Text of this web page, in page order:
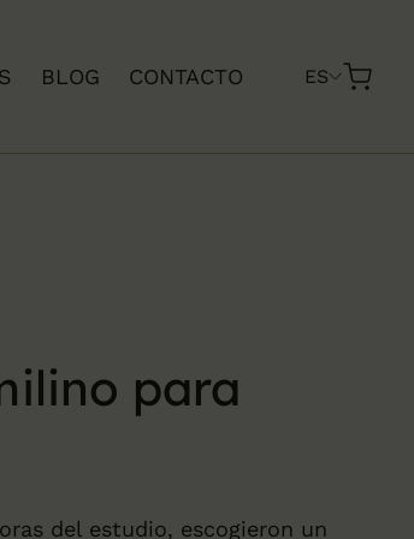
BLOG CONTACTO ES
para
del estudio, escogieron un